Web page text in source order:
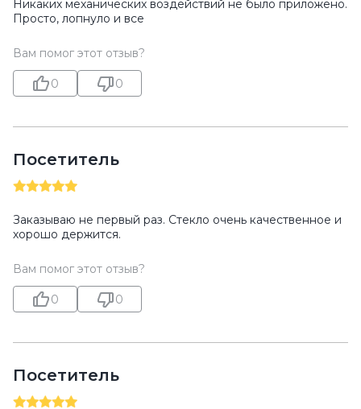
Никаких механических воздействий не было приложено.
Просто, лопнуло и все
Вам помог этот отзыв?
0 0
Посетитель
Заказываю не первый раз. Стекло очень качественное и
хорошо держится.
Вам помог этот отзыв?
0 0
Посетитель